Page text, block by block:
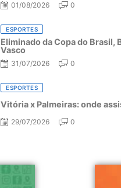
01/08/2026 0
ESPORTES
Eliminado da Copa do Brasil,
Vasco
31/07/2026 0
ESPORTES
Vitória x Palmeiras: onde
29/07/2026 0